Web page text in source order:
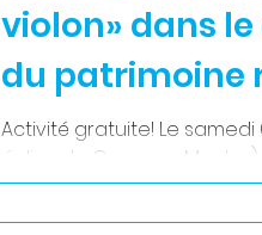
violon» dans
du patrimoine
Activité gratuite! Le
église de Cap-aux-
l'occasion des...